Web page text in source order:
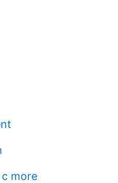
more